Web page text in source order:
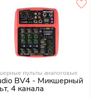
пульты аналоговые
BV4 - Микшерный
4 канала